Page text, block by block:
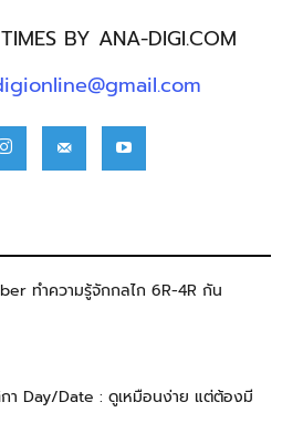
BY ANA-DIGI.COM
ทำความรู้จักกลไก 6R-4R กัน
า Day/Date : ดูเหมือนง่าย แต่ต้องมี